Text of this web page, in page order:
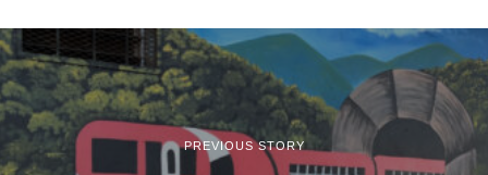
e
2
0
2
4
PREVIOUS STORY